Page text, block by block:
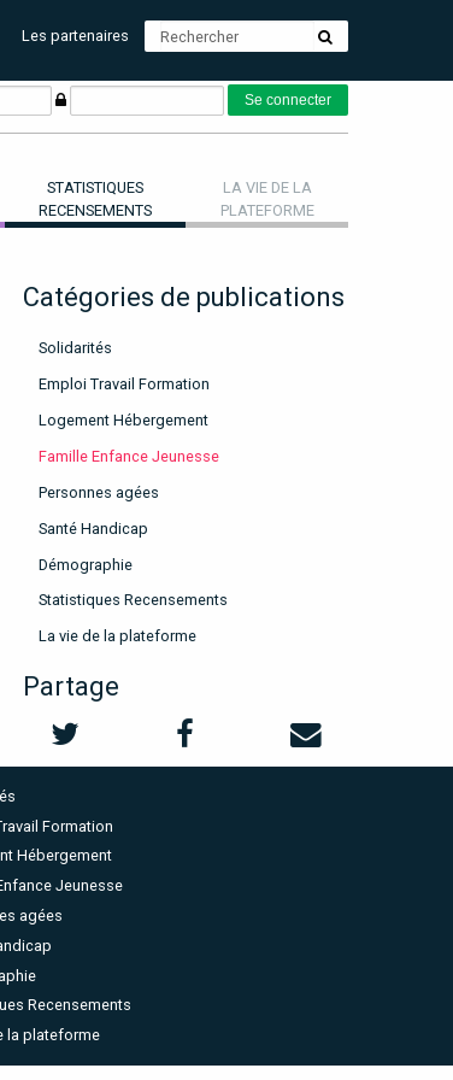
Les partenaires
STATISTIQUES
RECENSEMENTS
LA VIE DE LA
PLATEFORME
Catégories de publications
Solidarités
Emploi Travail Formation
Logement Hébergement
Famille Enfance Jeunesse
Personnes agées
Santé Handicap
Démographie
Statistiques Recensements
La vie de la plateforme
Partage
Formation
Hébergement
Jeunesse
agées
Recensements
la plateforme